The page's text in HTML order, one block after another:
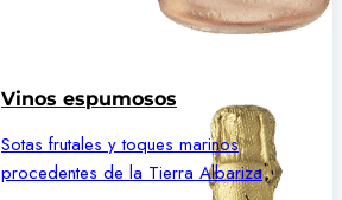
Vinos espumosos
Sotas frutales y toques marinos
procedentes de la Tierra Albariza